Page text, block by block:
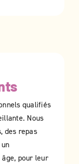
qualifiés
Nous
des repas
âge, pour leur